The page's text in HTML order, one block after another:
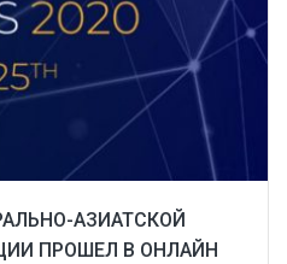
АЗИАТСКОЙ
ПРОШЕЛ В ОНЛАЙН